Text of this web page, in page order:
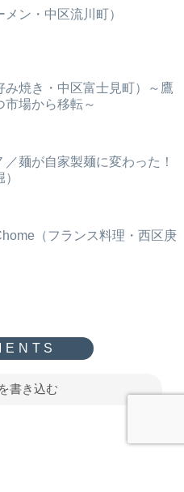
ン・中区流川町）
み焼き・中区富士見町）～鷹
市場から移転～
／麺が自家製麺に変わった！
（フランス料理・西区庚
書き込む